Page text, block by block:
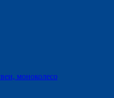
моноколесо